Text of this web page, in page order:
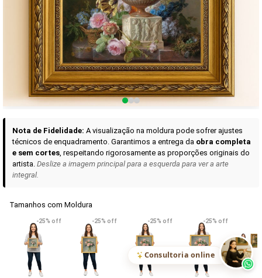
QUALIDADE DE MUSEU GARANTIA ETERNA
Curadoria das Campanhas
A seleção de obras-primas apresentadas em nossos vídeos nas redes
sociais, reunidas aqui para sua apreciação.
VER DETALHES
Madona de Loreto
R$ 538,42
Narciso- caravaggio
R$ 365,92
Maria
uma Rosa
R$ 365,92
Consultoria online
Nota de Fidelidade: A visualização na moldura pode sofrer ajustes
técnicos de enquadramento. Garantimos a entrega da obra completa
e sem cortes, respeitando rigorosamente as proporções originais do
artista. Deslize a imagem principal para a esquerda para ver a arte
integral.
Tamanhos com Moldura
-25% off -25% off -25% off -25% off